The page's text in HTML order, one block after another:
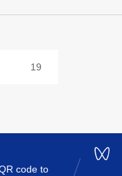
19
code to